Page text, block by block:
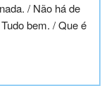
/ Não há de
bem. / Que é